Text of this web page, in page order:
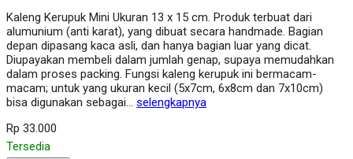
Kaleng Kerupuk Mini Ukuran 13 x 15 cm. Produk terbuat dari
alumunium (anti karat), yang dibuat secara handmade. Bagian
depan dipasang kaca asli, dan hanya bagian luar yang dicat.
Diupayakan membeli dalam jumlah genap, supaya memudahkan
dalam proses packing. Fungsi kaleng kerupuk ini bermacam-
macam; untuk yang ukuran kecil (5x7cm, 6x8cm dan 7x10cm)
bisa digunakan sebagai… selengkapnya
Rp 33.000
Tersedia